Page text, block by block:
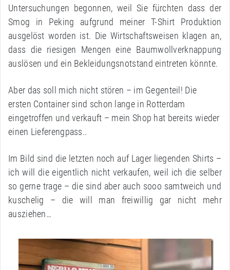
Untersuchungen begonnen, weil Sie fürchten dass der
Smog in Peking aufgrund meiner T-Shirt Produktion
ausgelöst worden ist. Die Wirtschaftsweisen klagen an,
dass die riesigen Mengen eine Baumwollverknappung
auslösen und ein Bekleidungsnotstand eintreten könnte.
Aber das soll mich nicht stören – im Gegenteil! Die
ersten Container sind schon lange in Rotterdam
eingetroffen und verkauft – mein Shop hat bereits wieder
einen Lieferengpass..
Im Bild sind die letzten noch auf Lager liegenden Shirts –
ich will die eigentlich nicht verkaufen, weil ich die selber
so gerne trage – die sind aber auch sooo samtweich und
kuschelig – die will man freiwillig gar nicht mehr
ausziehen…